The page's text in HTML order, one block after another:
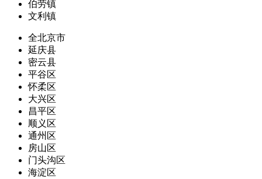
伯劳镇
文利镇
全北京市
延庆县
密云县
平谷区
怀柔区
大兴区
昌平区
顺义区
通州区
房山区
门头沟区
海淀区